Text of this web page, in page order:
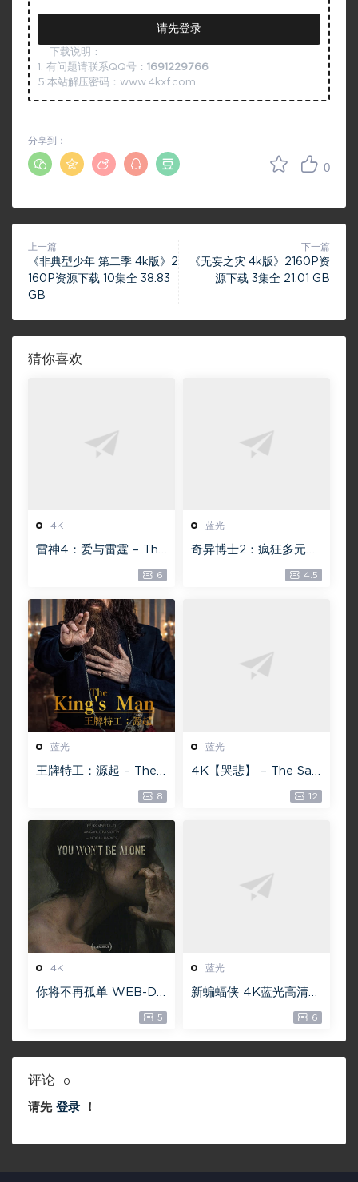
请先登录
下载说明：
1: 有问题请联系QQ号： 1691229766
5:本站解压密码：www.4kxf.com
0
分享到：
上一篇
《非典型少年 第二季 4k版》2
160P资源下载 10集全 38.83
GB
下一篇
《无妄之灾 4k版》2160P资
源下载 3集全 21.01 GB
猜你喜欢
4K
雷神4：爱与雷霆 – Tho
20.4GB [115网盘下载]
6
蓝光
奇异博士2：疯狂多元宇
Doctor Strange in th
4.5
蓝光
王牌特工：源起 – The
IOS原盘 46.3G】 115网
8
蓝光
4K【哭悲】 – The Sad
12
4K
你将不再孤单 WEB-DL
n’t Be Alone 19.1G [21
60P][4K]
5
蓝光
新蝙蝠侠 4K蓝光高清M
重启版蝙蝠侠 2022 Th
e Batman
6
评论 0
请先 登录 ！